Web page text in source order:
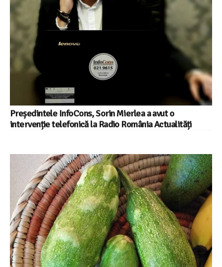
Președintele InfoCons, Sorin Mierlea a avut o
intervenție telefonică la Radio România Actualități